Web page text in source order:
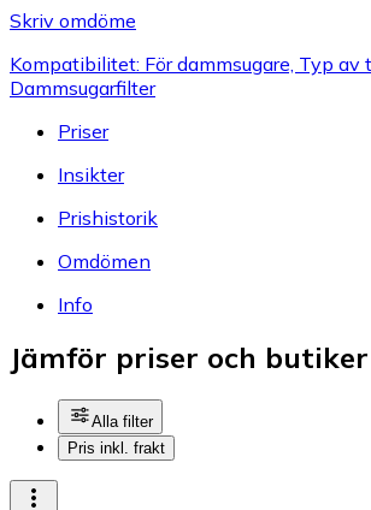
Skriv omdöme
Kompatibilitet: För dammsugare, Typ av
Dammsugarfilter
Priser
Insikter
Prishistorik
Omdömen
Info
Jämför priser och butiker
Alla filter
Pris inkl. frakt